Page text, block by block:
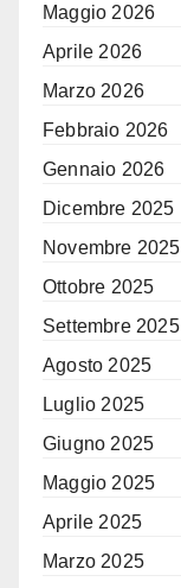
Maggio 2026
Aprile 2026
Marzo 2026
Febbraio 2026
Gennaio 2026
Dicembre 2025
Novembre 2025
Ottobre 2025
Settembre 2025
Agosto 2025
Luglio 2025
Giugno 2025
Maggio 2025
Aprile 2025
Marzo 2025